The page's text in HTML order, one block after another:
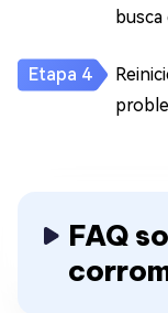
FAQ